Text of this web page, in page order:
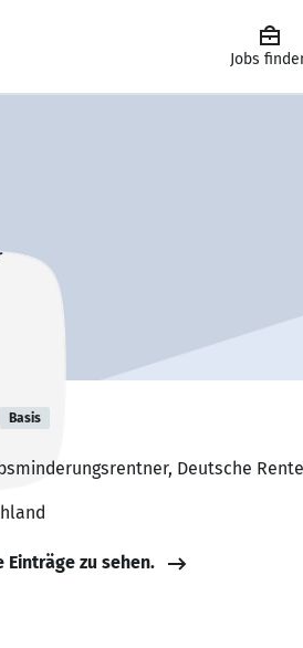
Jobs
Basis
Deutsche
Einträge zu sehen.